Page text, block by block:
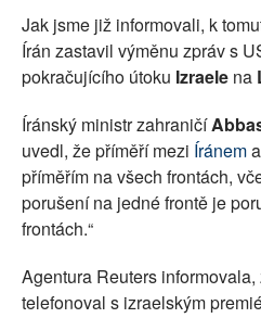
Jak jsme již informovali, k
Írán zastavil výměnu zpráv s
pokračujícího útoku Izraele na
Íránský ministr zahraničí
uvedl, že příměří mezi Íránem
příměřím na všech frontách,
porušení na jedné frontě je
frontách.“
Agentura Reuters
telefonoval s izraelským